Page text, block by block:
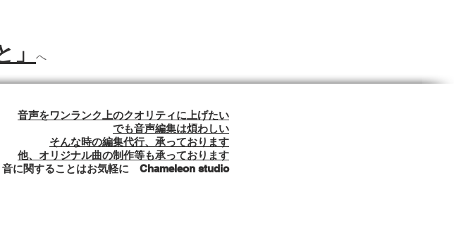
」へ
音声をワンランク上のクオリティに上げたい
でも音声編集は煩わしい
そんな時の編集代行、承っております
他、オリジナル曲の制作​等も承っております
音に関することはお気軽に Chameleon studio